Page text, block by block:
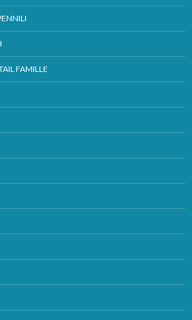
FAMILLE